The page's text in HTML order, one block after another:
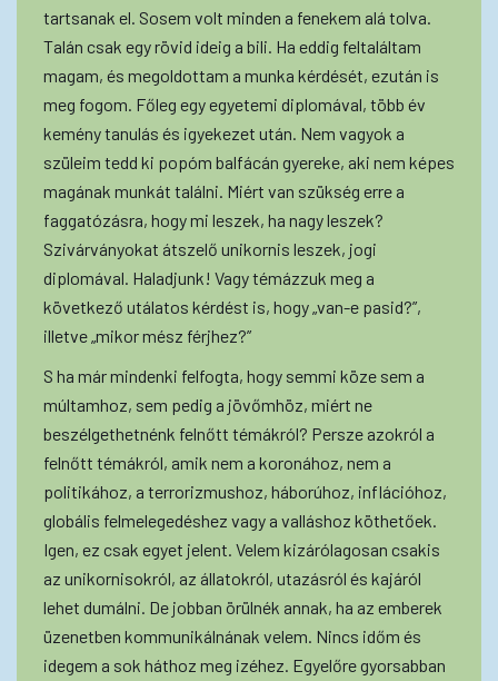
tartsanak el. Sosem volt minden a fenekem alá tolva.
Talán csak egy rövid ideig a bili. Ha eddig feltaláltam
magam, és megoldottam a munka kérdését, ezután is
meg fogom. Főleg egy egyetemi diplomával, több év
kemény tanulás és igyekezet után. Nem vagyok a
szüleim tedd ki popóm balfácán gyereke, aki nem képes
magának munkát találni. Miért van szükség erre a
faggatózásra, hogy mi leszek, ha nagy leszek?
Szivárványokat átszelő unikornis leszek, jogi
diplomával. Haladjunk! Vagy témázzuk meg a
következő utálatos kérdést is, hogy „van-e pasid?”,
illetve „mikor mész férjhez?”
S ha már mindenki felfogta, hogy semmi köze sem a
múltamhoz, sem pedig a jövőmhöz, miért ne
beszélgethetnénk felnőtt témákról? Persze azokról a
felnőtt témákról, amik nem a koronához, nem a
politikához, a terrorizmushoz, háborúhoz, inflációhoz,
globális felmelegedéshez vagy a valláshoz köthetőek.
Igen, ez csak egyet jelent. Velem kizárólagosan csakis
az unikornisokról, az állatokról, utazásról és kajáról
lehet dumálni. De jobban örülnék annak, ha az emberek
üzenetben kommunikálnának velem. Nincs időm és
idegem a sok háthoz meg izéhez. Egyelőre gyorsabban